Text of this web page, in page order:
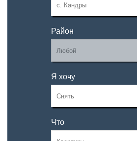
Район
Я хочу
Что